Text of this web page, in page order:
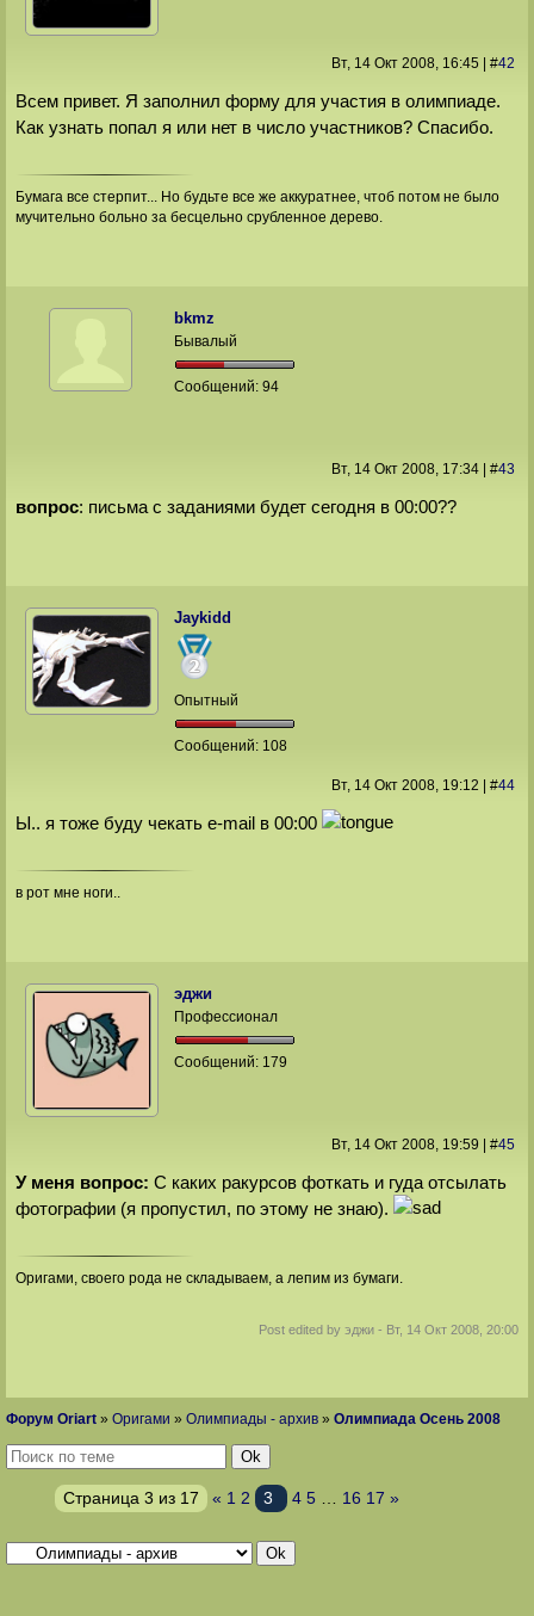
Вт, 14 Окт 2008, 16:45 #42
Всем привет. Я заполнил форму для участия в олимпиаде.
Как узнать попал я или нет в число участников? Спасибо.
Бумага все стерпит... Но будьте все же аккуратнее, чтоб потом не было
мучительно больно за бесцельно срубленное дерево.
bkmz
Бывалый
Сообщений:94
Вт, 14 Окт 2008, 17:34| #43
вопрос: письма с заданиями будет сегодня в 00:00??
Jaykidd
Опытный
Сообщений: 108
Вт, 14 Окт 2008, 19:12 #44
Ы.. я тоже буду чекать e-mail в 00:00
в рот мне ноги..
эджи
Профессионал
Сообщений: 179
Вт, 14 Окт 2008, 19:59 #45
У меня вопрос: С каких ракурсов фоткать и гуда отсылать
фотографии (я пропустил, по этому не знаю).
Оригами, своего рода не складываем, а лепим из бумаги.
Post edited byэджи - Вт, 14 Окт 2008, 20:00
Форум Oriart » Оригами » Олимпиады - архив » Олимпиада Осень 2008
Страница 3 из 17 « 1 2 3 4 5 … 16 17 »